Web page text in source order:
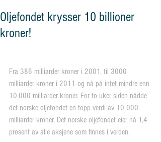
Oljefondet krysser 10 billioner
kroner!
Fra 386 milliarder kroner i 2001, til 3000
milliarder kroner i 2011 og nå på intet mindre enn
10,000 milliarder kroner. For to uker siden nådde
det norske oljefondet en topp verdi av 10 000
milliarder kroner. Det norske oljefondet eier nå 1,4
prosent av alle aksjene som finnes i verden.